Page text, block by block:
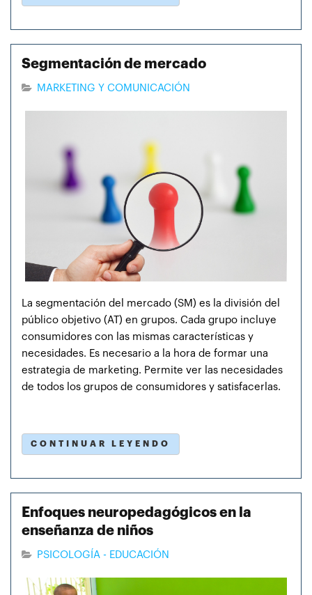
Segmentación de mercado
MARKETING Y COMUNICACIÓN
La segmentación del mercado (SM) es la división del
público objetivo (AT) en grupos. Cada grupo incluye
consumidores con las mismas características y
necesidades. Es necesario a la hora de formar una
estrategia de marketing. Permite ver las necesidades
de todos los grupos de consumidores y satisfacerlas.
CONTINUAR LEYENDO
Enfoques neuropedagógicos en la
enseñanza de niños
PSICOLOGÍA - EDUCACIÓN